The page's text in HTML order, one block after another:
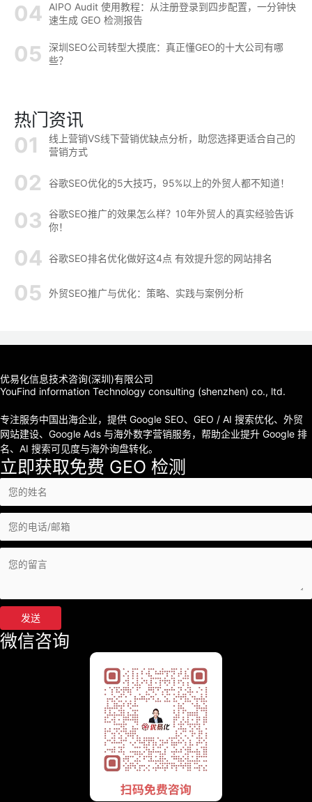
AIPO Audit 使用教程：从注册登录到四步配置，一分钟快
速生成 GEO 检测报告
深圳SEO公司转型大摸底：真正懂GEO的十大公司有哪
些？
热门资讯
线上营销VS线下营销优缺点分析，助您选择更适合自己的
营销方式
谷歌SEO优化的5大技巧，95%以上的外贸人都不知道！
谷歌SEO推广的效果怎么样？10年外贸人的真实经验告诉
你！
谷歌SEO排名优化做好这4点 有效提升您的网站排名
外贸SEO推广与优化：策略、实践与案例分析
优易化信息技术咨询(深圳)有限公司
YouFind information Technology consulting (shenzhen) co., ltd.
专注服务中国出海企业，提供 Google SEO、GEO / AI 搜索优化、外贸
网站建设、Google Ads 与海外数字营销服务，帮助企业提升 Google 排
名、AI 搜索可见度与海外询盘转化。
立即获取免费 GEO 检测
发送
微信咨询